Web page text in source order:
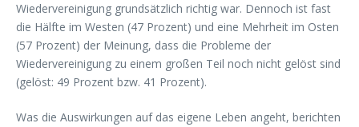
Wiedervereinigung grundsätzlich richtig war. Dennoch ist fast
die Hälfte im Westen (47 Prozent) und eine Mehrheit im Osten
(57 Prozent) der Meinung, dass die Probleme der
Wiedervereinigung zu einem großen Teil noch nicht gelöst sind
(gelöst: 49 Prozent bzw. 41 Prozent).
Was die Auswirkungen auf das eigene Leben angeht, berichten